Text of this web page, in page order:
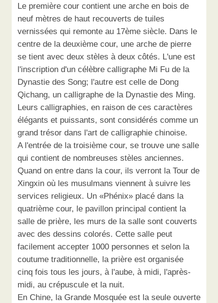
Le première cour contient une arche en bois de
neuf mètres de haut recouverts de tuiles
vernissées qui remonte au 17ème siècle. Dans le
centre de la deuxième cour, une arche de pierre
se tient avec deux stèles à deux côtés. L'une est
l'inscription d'un célèbre calligraphe Mi Fu de la
Dynastie des Song; l'autre est celle de Dong
Qichang, un calligraphe de la Dynastie des Ming.
Leurs calligraphies, en raison de ces caractères
élégants et puissants, sont considérés comme un
grand trésor dans l'art de calligraphie chinoise.
A l'entrée de la troisième cour, se trouve une salle
qui contient de nombreuses stèles anciennes.
Quand on entre dans la cour, ils verront la Tour de
Xingxin où les musulmans viennent à suivre les
services religieux. Un «Phénix» placé dans la
quatrième cour, le pavillon principal contient la
salle de prière, les murs de la salle sont couverts
avec des dessins colorés. Cette salle peut
facilement accepter 1000 personnes et selon la
coutume traditionnelle, la prière est organisée
cinq fois tous les jours, à l'aube, à midi, l'après-
midi, au crépuscule et la nuit.
En Chine, la Grande Mosquée est la seule ouverte